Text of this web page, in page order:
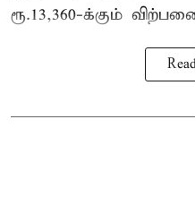
ரூ.13,360-க்கும்